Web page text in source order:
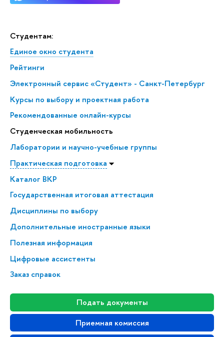
Студентам:
Единое окно студента
Рейтинги
Электронный сервис «Студент» - Санкт-Петербург
Курсы по выбору и проектная работа
Рекомендованные онлайн-курсы
Студенческая мобильность
Лаборатории и научно-учебные группы
Практическая подготовка
Каталог ВКР
Государственная итоговая аттестация
Дисциплины по выбору
Дополнительные иностранные языки
Полезная информация
Цифровые ассистенты
Заказ справок
Подать документы
Приемная комиссия